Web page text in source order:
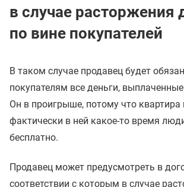
в случае расторжения
по вине покупателей
В таком случае продавец будет
покупателям все деньги,
Он в проигрыше, потому что
фактически в ней какое-то время
бесплатно.
Продавец может предусмотреть в
соответствии с которым в случае